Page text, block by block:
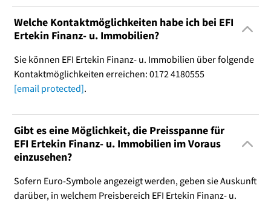
Welche Kontaktmöglichkeiten habe ich bei EFI
Ertekin Finanz- u. Immobilien?
Sie können EFI Ertekin Finanz- u. Immobilien über folgende
Kontaktmöglichkeiten erreichen: 0172 4180555
[email protected].
Gibt es eine Möglichkeit, die Preisspanne für
EFI Ertekin Finanz- u. Immobilien im Voraus
einzusehen?
Sofern Euro-Symbole angezeigt werden, geben sie Auskunft
darüber, in welchem Preisbereich EFI Ertekin Finanz- u.